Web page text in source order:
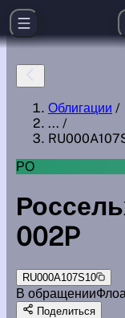
Облигации /
... /
РО
002P
RU000A107S10
В обращении
Поделиться